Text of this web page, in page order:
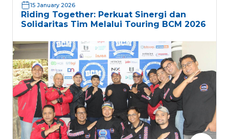
15 January 2026
Riding Together: Perkuat Sinergi dan
Solidaritas Tim Melalui Touring BCM 2026